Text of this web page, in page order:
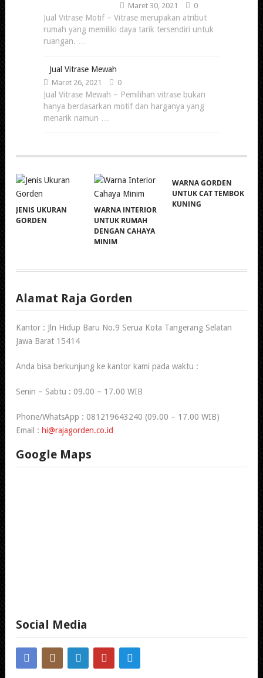
Maret 30, 2021 0
Jual Vitrase Motif – Vitrase merupakan atribut
rumah yang memiliki daya tarik tersendiri untuk
ruangan. …
Jual Vitrase Mewah
Maret 26, 2021 0
Jual Vitrase Mewah – Pemilihan vitrase bukan
hanya berdasarkan motif dan harganya yang
menarik namun …
JENIS UKURAN
GORDEN
WARNA INTERIOR
UNTUK RUMAH
DENGAN CAHAYA
MINIM
WARNA GORDEN
UNTUK CAT TEMBOK
KUNING
Alamat Raja Gorden
Kantor : Jln Hidup Baru No.9 Serua Kota Tangerang Selatan
Jawa Barat 15414
Anda bisa berkunjung ke kantor kami pada waktu :
Senin – Sabtu : 09.00 – 17.00 WIB
Phone/WhatsApp : 081219643240 (09.00 – 17.00 WIB)
Email : hi@rajagorden.co.id
Google Maps
Social Media